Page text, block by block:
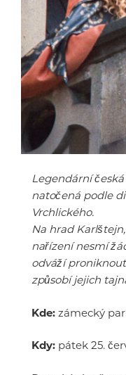
Legendární
natočená podle
Vrchlického.
Na hrad
nařízení nesmí
odváží
způsobí jejich
Kde: zámecký
Kdy: pátek 25.